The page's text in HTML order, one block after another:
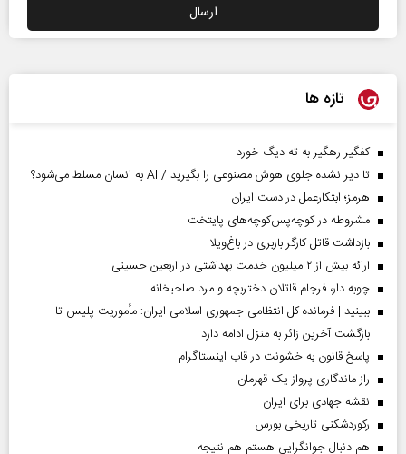
تازه ها
کفگیر رهگیر به ته دیگ خورد
تا دیر نشده جلوی هوش مصنوعی را بگیرید / AI به انسان مسلط می‌شود؟
هرمز؛ ابتکارعمل در دست ایران
مشروطه در کوچه‌پس‌کوچه‌های پایتخت
بازداشت قاتل کارگر باربری در باغ‌ویلا
ارائه بیش از ۲ میلیون خدمت بهداشتی در اربعین حسینی
چوبه دار، فرجام قاتلان دختربچه و مرد صاحبخانه
ببینید | فرمانده کل انتظامی جمهوری اسلامی ایران­: مأموریت پلیس تا
بازگشت آخرین زائر به منزل ادامه دارد
پاسخ قانون به خشونت در قاب اینستاگرام
راز ماندگاری پرواز یک قهرمان
نقشه جهادی برای ایران
رکوردشکنی تاریخی بورس
هم دنبال جوانگرایی هستم هم نتیجه